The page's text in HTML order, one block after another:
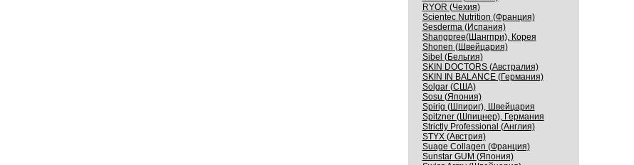
RYOR (Чехия)
Scientec Nutrition (Франция)
Sesderma (Испания)
Shangpree(Шангпри), Корея
Shonen (Швейцария)
Sibel (Бельгия)
SKIN DOCTORS (Австралия)
SKIN IN BALANCE (Германия)
Solgar (США)
Sosu (Япония)
Spirig (Шпириг), Швейцария
Spitzner (Шпицнер), Германия
Strictly Professional (Англия)
STYX (Австрия)
Suage Collagen (Франция)
Sunstar GUM (Япония)